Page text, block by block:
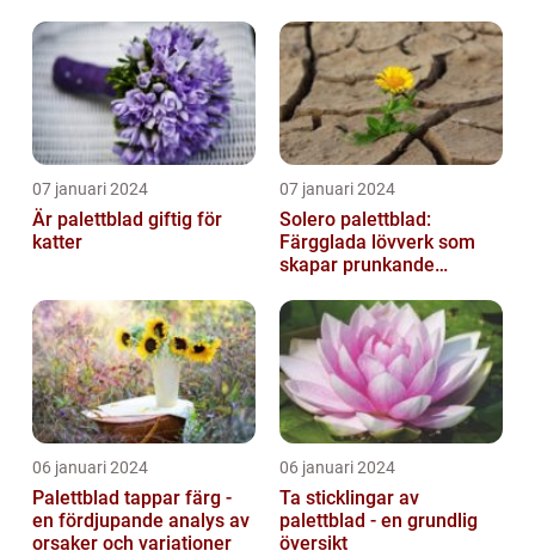
07 januari 2024
Är palettblad giftig för
katter
07 januari 2024
Solero palettblad:
Färgglada lövverk som
skapar prunkande
06 januari 2024
Palettblad tappar färg -
en fördjupande analys av
orsaker och variationer
06 januari 2024
Ta sticklingar av
palettblad - en grundlig
översikt